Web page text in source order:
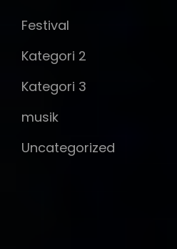
Festival
Kategori 2
Kategori 3
musik
Uncategorized